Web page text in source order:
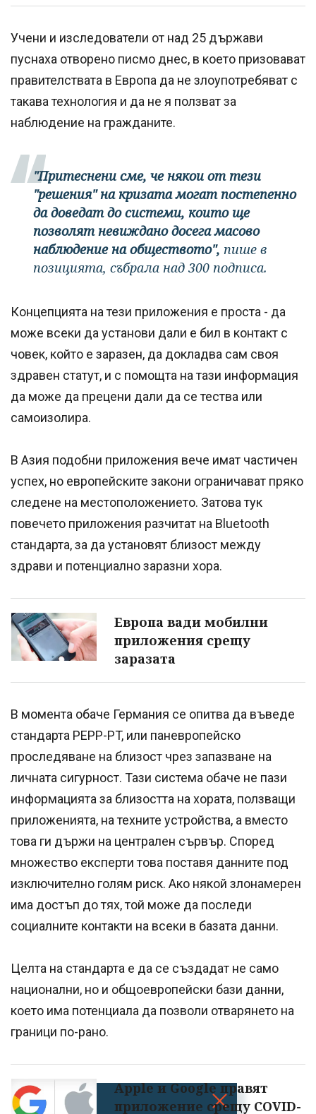
Учени и изследователи от над 25 държави
пуснаха отворено писмо днес, в което призовават
правителствата в Европа да не злоупотребяват с
такава технология и да не я ползват за
наблюдение на гражданите.
"Притеснени сме, че някои от тези
"решения" на кризата могат постепенно
да доведат до системи, които ще
позволят невиждано досега масово
наблюдение на обществото", пише в
позицията, събрала над 300 подписа.
Концепцията на тези приложения е проста - да
може всеки да установи дали е бил в контакт с
човек, който е заразен, да докладва сам своя
здравен статут, и с помощта на тази информация
да може да прецени дали да се тества или
самоизолира.
В Азия подобни приложения вече имат частичен
успех, но европейските закони ограничават пряко
следене на местоположението. Затова тук
повечето приложения разчитат на Bluetooth
стандарта, за да установят близост между
здрави и потенциално заразни хора.
Европа вади мобилни
приложения срещу
заразата
В момента обаче Германия се опитва да въведе
стандарта PEPP-PT, или паневропейско
проследяване на близост чрез запазване на
личната сигурност. Тази система обаче не пази
информацията за близостта на хората, ползващи
приложенията, на техните устройства, а вместо
това ги държи на централен сървър. Според
множество експерти това поставя данните под
изключително голям риск. Ако някой злонамерен
има достъп до тях, той може да последи
социалните контакти на всеки в базата данни.
Целта на стандарта е да се създадат не само
национални, но и общоевропейски бази данни,
което има потенциала да позволи отварянето на
граници по-рано.
Apple и Google правят
приложение срещу COVID-